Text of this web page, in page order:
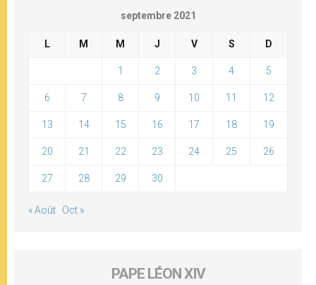
septembre 2021
L M M J V S D
1 2 3 4 5
6 7 8 9 10 11 12
13 14 15 16 17 18 19
20 21 22 23 24 25 26
27 28 29 30
« Août Oct »
PAPE LÉON XIV